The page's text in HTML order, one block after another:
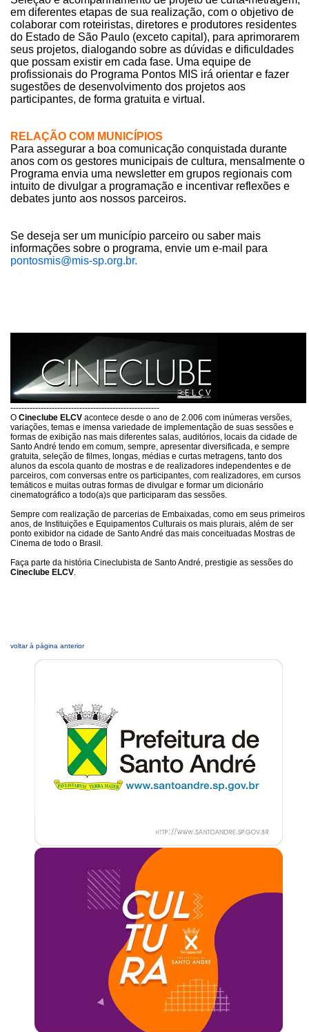
em diferentes etapas de sua realização, com o objetivo de
colaborar com roteiristas, diretores e produtores residentes
do Estado de São Paulo (exceto capital), para aprimorarem
seus projetos, dialogando sobre as dúvidas e dificuldades
que possam existir em cada fase. Uma equipe de
profissionais do Programa Pontos MIS irá orientar e fazer
sugestões de desenvolvimento dos projetos aos
participantes, de forma gratuita e virtual.
RELAÇÃO COM MUNICÍPIOS
Para assegurar a boa comunicação conquistada durante
anos com os gestores municipais de cultura, mensalmente o
Programa envia uma newsletter em grupos regionais com
intuito de divulgar a programação e incentivar reflexões e
debates junto aos nossos parceiros.
Se deseja ser um município parceiro ou saber mais
informações sobre o programa, envie um e-mail para
pontosmis@mis-sp.org.br.
------------------------------------------------------
O Cineclube ELCV acontece desde o ano de 2.006 com inúmeras versões,
variações, temas e imensa variedade de implementação de suas sessões e
formas de exibição nas mais diferentes salas, auditórios, locais da cidade de
Santo André tendo em comum, sempre, apresentar diversificada, e sempre
gratuita, seleção de filmes, longas, médias e curtas metragens, tanto dos
alunos da escola quanto de mostras e de realizadores independentes e de
parceiros, com conversas entre os participantes, com realizadores, em cursos
temáticos e muitas outras formas de divulgar e formar um dicionário
cinematográfico a todo(a)s que participaram das sessões.
Sempre com realização de parcerias de Embaixadas, como em seus primeiros
anos, de Instituições e Equipamentos Culturais os mais plurais, além de ser
ponto exibidor na cidade de Santo André das mais conceituadas Mostras de
Cinema de todo o Brasil.
Faça parte da história Cineclubista de Santo André, prestigie as sessões do
Cineclube ELCV
voltar à página anterior